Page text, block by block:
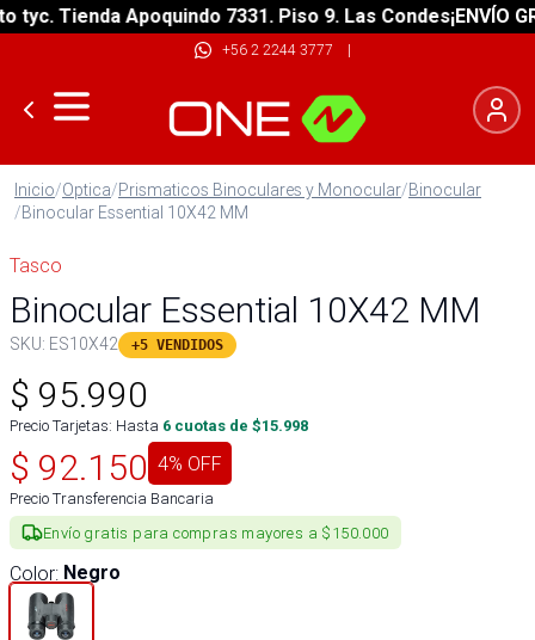
Tienda Apoquindo 7331. Piso 9. Las Condes¡ENVÍO
+56 2 2244 3777 |
Inicio/Optica/Prismaticos Binoculares y Monocular/Binocular
/Binocular Essential 10X42 MM
Tasco
Binocular Essential 10X42 MM
SKU: ES10X42 +5 VENDIDOS
$ 95.990
Precio Tarjetas: Hasta 6 cuotas de $15.998
$ 92.150 4% OFF
Precio Transferencia Bancaria
Envío gratis para compras mayores a $150.000
Color: Negro